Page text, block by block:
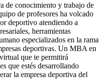
de conocimiento y trabajo de
de profesores ha volcado
deportivo atendiendo a
herramientas
especializados en la rama
deportivas. Un MBA en
que te permitirá
que estés desarrollando
la empresa deportiva del